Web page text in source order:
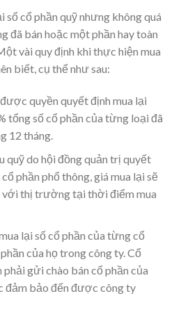
số cổ phần quỹ nhưng không quá
đã bán hoặc một phần hay toàn
vài quy định khi thực hiện mua
biết, cụ thể như sau:
quyền quyết định mua lại
tổng số cổ phần của từng loại đã
12 tháng.
quỹ do hội đồng quản trị quyết
phần phổ thông, giá mua lại sẽ
với thị trường tại thời điểm mua
lại số cổ phần của từng cổ
của họ trong công ty. Cổ
gửi chào bán cổ phần của
đảm bảo đến được công ty